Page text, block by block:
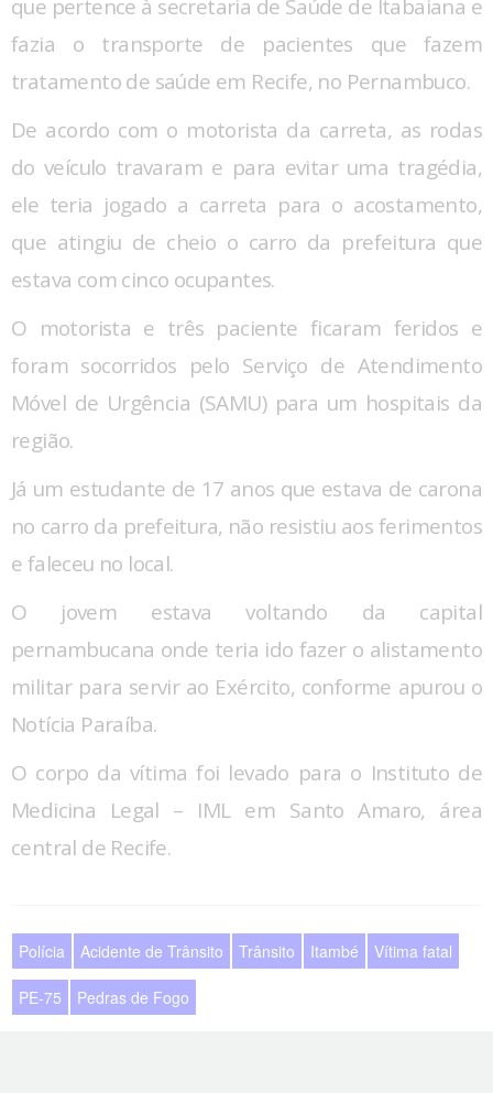
que pertence à secretaria de Saúde de Itabaiana e
fazia o transporte de pacientes que fazem
tratamento de saúde em Recife, no Pernambuco.
De acordo com o motorista da carreta, as rodas
do veículo travaram e para evitar uma tragédia,
ele teria jogado a carreta para o acostamento,
que atingiu de cheio o carro da prefeitura que
estava com cinco ocupantes.
O motorista e três paciente ficaram feridos e
foram socorridos pelo Serviço de Atendimento
Móvel de Urgência (SAMU) para um hospitais da
região.
Já um estudante de 17 anos que estava de carona
no carro da prefeitura, não resistiu aos ferimentos
e faleceu no local.
O jovem estava voltando da capital
pernambucana onde teria ido fazer o alistamento
militar para servir ao Exército, conforme apurou o
Notícia Paraíba.
O corpo da vítima foi levado para o Instituto de
Medicina Legal – IML em Santo Amaro, área
central de Recife.
Polícia Acidente de Trânsito Trânsito Itambé Vítima fatal
PE-75 Pedras de Fogo